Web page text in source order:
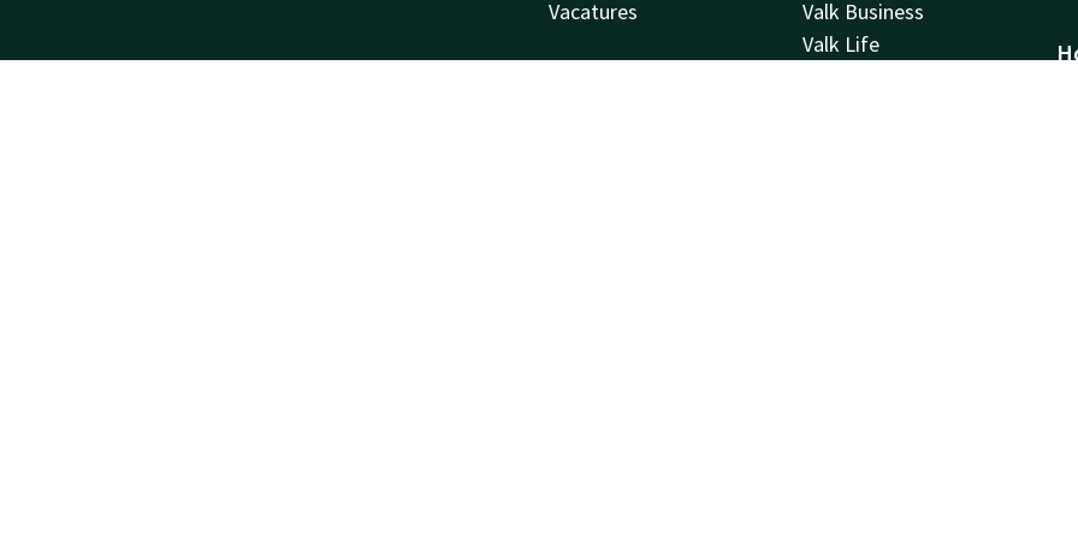
Vacatures
Valk Business
Valk Life